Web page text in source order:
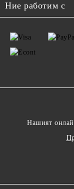
Ние работим с
Нашият